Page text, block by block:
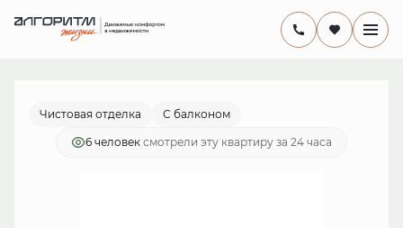
1-комнатная
8 586 657 руб.
от 24 983 руб./мес.
Чистовая отделка С балконом
6 человек смотрели эту квартиру за 24 часа